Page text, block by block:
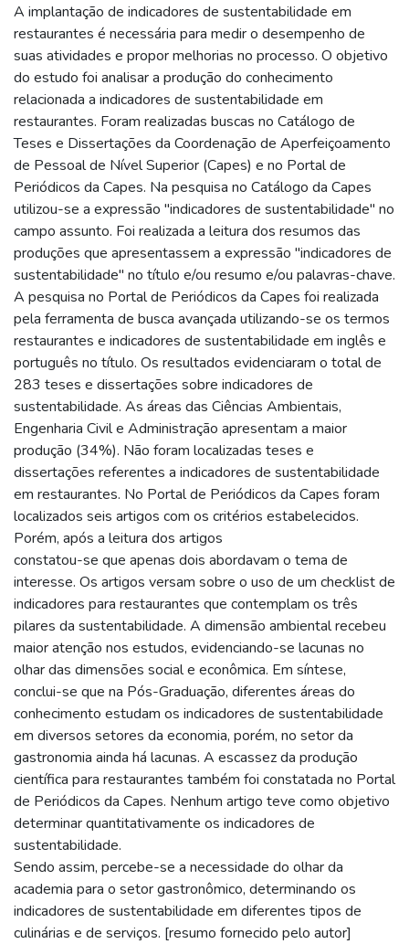
A implantação de indicadores de sustentabilidade em
restaurantes é necessária para medir o desempenho de
suas atividades e propor melhorias no processo. O objetivo
do estudo foi analisar a produção do conhecimento
relacionada a indicadores de sustentabilidade em
restaurantes. Foram realizadas buscas no Catálogo de
Teses e Dissertações da Coordenação de Aperfeiçoamento
de Pessoal de Nível Superior (Capes) e no Portal de
Periódicos da Capes. Na pesquisa no Catálogo da Capes
utilizou-se a expressão "indicadores de sustentabilidade" no
campo assunto. Foi realizada a leitura dos resumos das
produções que apresentassem a expressão "indicadores de
sustentabilidade" no título e/ou resumo e/ou palavras-chave.
A pesquisa no Portal de Periódicos da Capes foi realizada
pela ferramenta de busca avançada utilizando-se os termos
restaurantes e indicadores de sustentabilidade em inglês e
português no título. Os resultados evidenciaram o total de
283 teses e dissertações sobre indicadores de
sustentabilidade. As áreas das Ciências Ambientais,
Engenharia Civil e Administração apresentam a maior
produção (34%). Não foram localizadas teses e
dissertações referentes a indicadores de sustentabilidade
em restaurantes. No Portal de Periódicos da Capes foram
localizados seis artigos com os critérios estabelecidos.
Porém, após a leitura dos artigos
constatou-se que apenas dois abordavam o tema de
interesse. Os artigos versam sobre o uso de um checklist de
indicadores para restaurantes que contemplam os três
pilares da sustentabilidade. A dimensão ambiental recebeu
maior atenção nos estudos, evidenciando-se lacunas no
olhar das dimensões social e econômica. Em síntese,
conclui-se que na Pós-Graduação, diferentes áreas do
conhecimento estudam os indicadores de sustentabilidade
em diversos setores da economia, porém, no setor da
gastronomia ainda há lacunas. A escassez da produção
científica para restaurantes também foi constatada no Portal
de Periódicos da Capes. Nenhum artigo teve como objetivo
determinar quantitativamente os indicadores de
sustentabilidade.
Sendo assim, percebe-se a necessidade do olhar da
academia para o setor gastronômico, determinando os
indicadores de sustentabilidade em diferentes tipos de
culinárias e de serviços. [resumo fornecido pelo autor]